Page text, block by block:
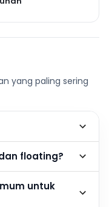
yang paling sering
floating?
untuk